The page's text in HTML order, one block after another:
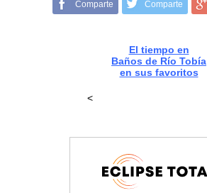
Comparte Comparte
El tiempo en
Baños de Río Tobía
en sus favoritos
<